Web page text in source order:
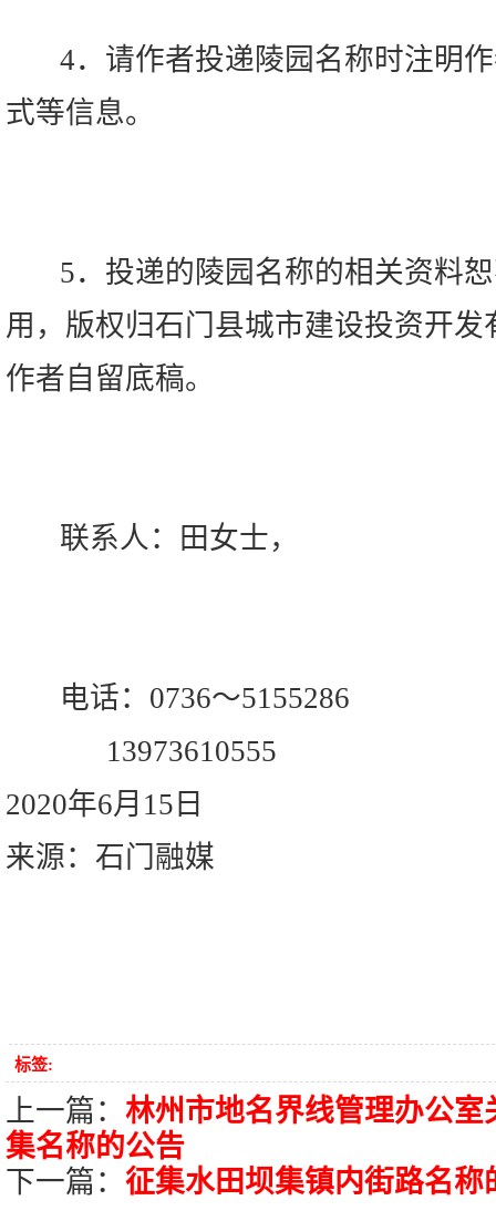
4．请作者投递陵园名称时注明作
式等信息。
5．投递的陵园名称的相关资料恕
用，版权归石门县城市建设投资开
作者自留底稿。
联系人：田女士，
电话：0736～5155286
13973610555
2020年6月15日
来源：石门融媒
标签:
上一篇： 林州市地名界线管理办公
集名称的公告
下一篇： 征集水田坝集镇内街路名称